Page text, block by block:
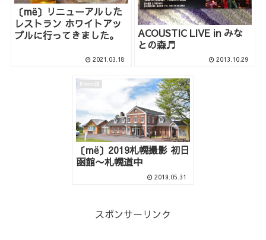
〔më〕リニューアルした
レストラン ホワイトアッ
プルに行ってきました。
2021.03.18
ACOUSTIC LIVE in みな
との森♬
2013.10.29
Photo箱
〔më〕2019札幌撮影 初日
函館〜札幌道中
2019.05.31
スポンサーリンク